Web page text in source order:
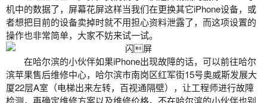
机中的数据了， 屏幕花屏这样当我们在更换其它iPhone设备，或
者想把目前的设备卖掉时就不用担心资料泄露了，而这项设置的
操作也非常简单，大家不妨来试一试。
在哈尔滨的小伙伴如果iPhone出现故障的话，可以前往哈尔
滨苹果售后维修中心，哈尔滨市南岗区红军街15号奥威斯发展大
厦22层A室（电梯出来左转，百视通隔壁），让工程师进行故障
检测，再确定维修方案以及维修价格。不在哈尔滨的小伙伴也别